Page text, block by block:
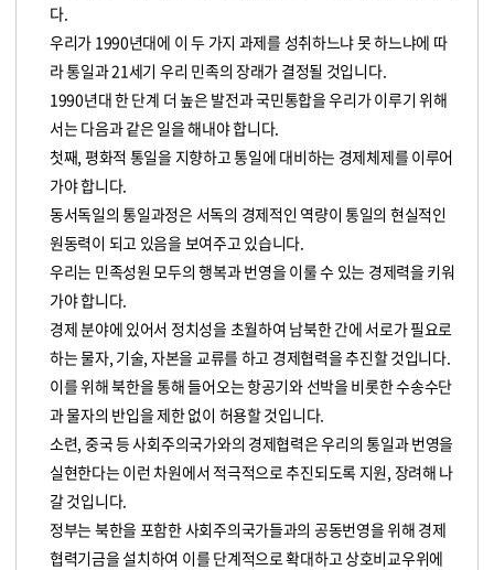
다.
우리가 1990년대에 이 두 가지 과제를 성취하느냐 못 하느냐에 따
라 통일과 21세기 우리 민족의 장래가 결정될 것입니다.
1990년대 한 단계 더 높은 발전과 국민통합을 우리가 이루기 위해
서는 다음과 같은 일을 해내야 합니다.
첫째, 평화적 통일을 지향하고 통일에 대비하는 경제체제를 이루어
가야 합니다.
동서독일의 통일과정은 서독의 경제적인 역량이 통일의 현실적인
원동력이 되고 있음을 보여주고 있습니다.
우리는 민족성원 모두의 행복과 번영을 이룰 수 있는 경제력을 키워
가야 합니다.
경제 분야에 있어서 정치성을 초월하여 남북한 간에 서로가 필요로
하는 물자, 기술, 자본을 교류를 하고 경제협력을 추진할 것입니다.
이를 위해 북한을 통해 들어오는 항공기와 선박을 비롯한 수송수단
과 물자의 반입을 제한 없이 허용할 것입니다.
소련, 중국 등 사회주의국가와의 경제협력은 우리의 통일과 번영을
실현한다는 이런 차원에서 적극적으로 추진되도록 지원, 장려해 나
갈 것입니다.
정부는 북한을 포함한 사회주의국가들과의 공동번영을 위해 경제
협력기금을 설치하여 이를 단계적으로 확대하고 상호비교우위에